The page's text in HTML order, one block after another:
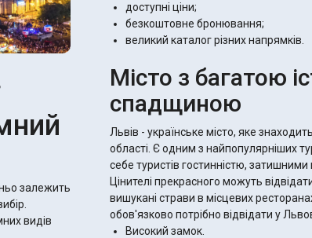
залежить
видів
доступні ціни;
безкоштовне бронювання;
великий каталог різних напрямків.
Місто з багатою
спадщиною
Львів - українське місто, яке
області. Є одним з найпопулярніших
себе туристів гостинністю,
Цінителі прекрасного можуть
вишукані страви в місцевих
обов'язково потрібно відвідати у
Високий замок.